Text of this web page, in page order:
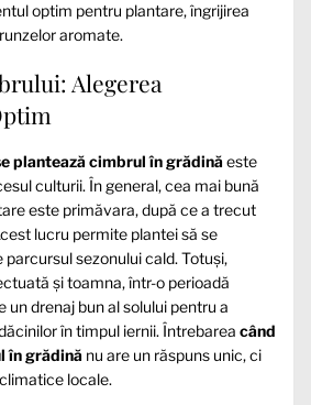
optim pentru plantare, îngrijirea
aromate.
Alegerea
plantează cimbrul în grădinăeste
culturii. În general, cea mai bună
este primăvara, după ce a trecut
lucru permite plantei să se
sezonului cald. Totuși,
și toamna, într-o perioadă
un drenaj bun al solului pentru a
în timpul iernii. Întrebarea când
în grădină nu are un răspuns unic, ci
locale.